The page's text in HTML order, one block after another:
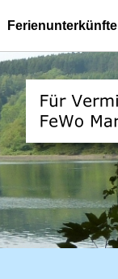
Ferienunterkünfte